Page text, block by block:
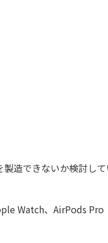
造できないか検討し
Watch、AirPods Pro